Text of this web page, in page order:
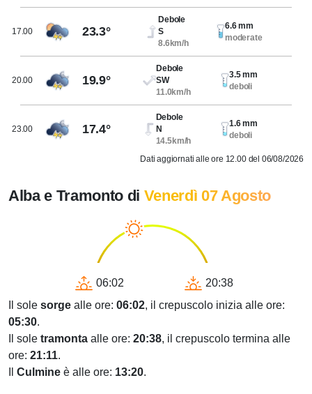
17.00 23.3°
Debole
S
8.6km/h
6.6 mm
moderate
20.00 19.9°
Debole
SW
11.0km/h
3.5 mm
deboli
23.00 17.4°
Debole
N
14.5km/h
1.6 mm
deboli
Dati aggiornati alle ore 12.00 del 06/08/2026
Alba e Tramonto di Venerdì 07 Agosto
06:02
20:38
Il sole sorge alle ore: 06:02, il crepuscolo inizia alle ore:
05:30.
Il sole tramonta alle ore: 20:38, il crepuscolo termina alle
ore: 21:11.
Culmine è alle ore: 13:20.